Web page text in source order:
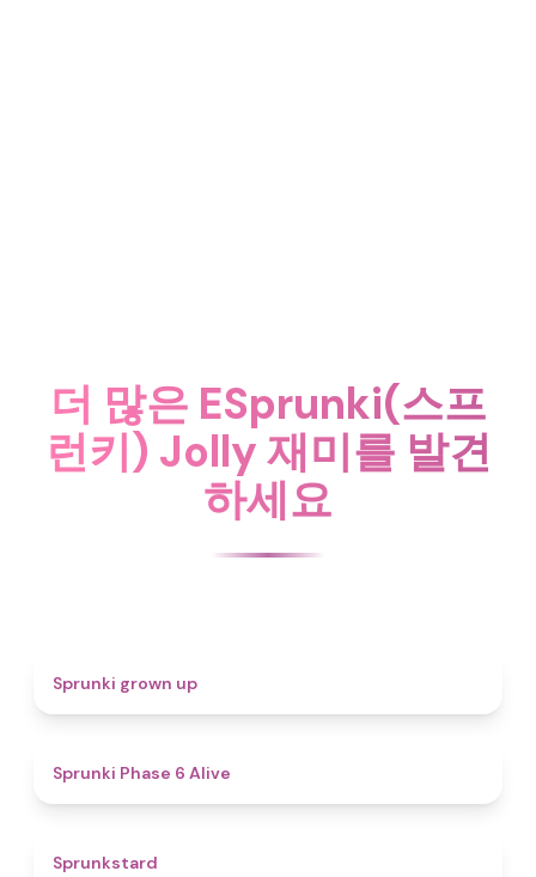
더 많은 ESprunki(스프
런키) Jolly 재미를 발견
하세요
Sprunki grown up
Sprunki Phase 6 Alive
Sprunkstard